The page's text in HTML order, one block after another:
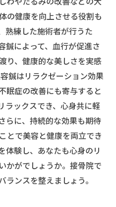
の健康を向上させる役割も
熟練した施術者が行うた
鍼によって、血行が促進さ
り、健康的な美しさを実感
鍼はリラクゼーション効果
眠症の改善にも寄与すると
ラックスでき、心身共に軽
らに、持続的な効果も期待
とで美容と健康を両立でき
体験し、あなたも心身のリ
かがでしょうか。接骨院で
ンスを整えましょう。